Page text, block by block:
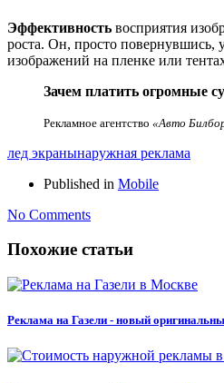
Эффективность восприятия
роста. Он, просто повернувшись,
изображений на пленке или
Зачем платить огромные
Рекламное агентство «Авто
лед экранынаружная реклама
Published in Mobile
No Comments
Похожие статьи
Реклама на Газели - новый